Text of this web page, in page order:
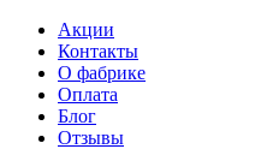
Акции
Контакты
О фабрике
Оплата
Блог
Отзывы